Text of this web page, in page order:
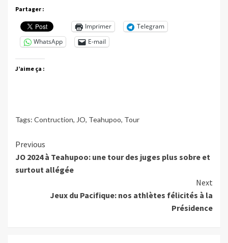
Partager :
Imprimer
Telegram
WhatsApp
E-mail
J’aime ça :
Tags: Contruction, JO, Teahupoo, Tour
Continue
Reading
Previous
JO 2024 à Teahupoo: une tour des juges plus sobre et
surtout allégée
Next
Jeux du Pacifique: nos athlètes félicités à la
Présidence